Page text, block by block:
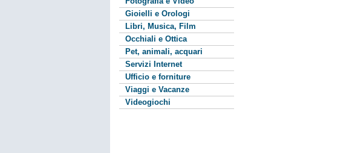
Gioielli e Orologi
Libri, Musica, Film
Occhiali e Ottica
Pet, animali, acquari
Servizi Internet
Ufficio e forniture
Viaggi e Vacanze
Videogiochi